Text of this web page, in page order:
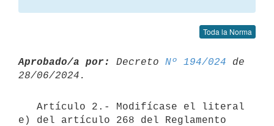
Toda la Norma
Aprobado/a por: Decreto Nº 194/024 de
e) del artículo 268 del Reglamento